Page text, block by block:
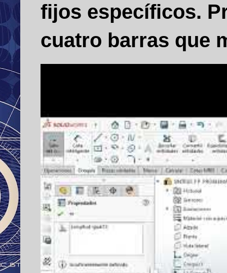
fijos específicos.
cuatro barras que